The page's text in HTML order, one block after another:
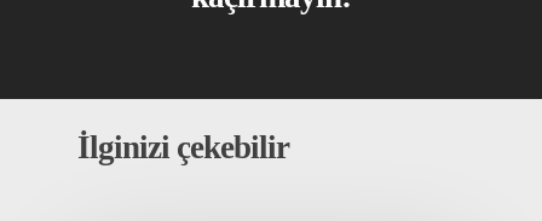
İlginizi çekebilir